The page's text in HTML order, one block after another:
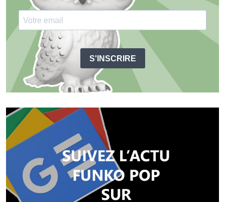
S'INSCRIRE